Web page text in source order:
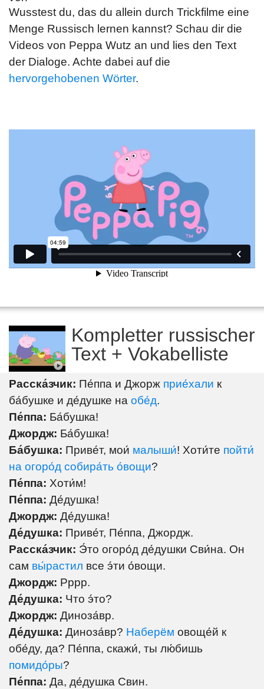
Wusstest du, das du allein durch Trickfilme eine
Menge Russisch lernen kannst? Schau dir die
Videos von Peppa Wutz an und lies den Text
der Dialoge. Achte dabei auf die
hervorgehobenen Wörter.
Kompletter russischer
Text + Vokabelliste
Расска́зчик: Пе́ппа и Джорж прие́хали к
ба́бушке и де́душке на обе́д.
Пе́ппа: Ба́бушка!
Джордж: Ба́бушка!
Ба́бушка: Приве́т, мои́ малыши́! Хоти́те пойти́
на огоро́д собира́ть о́вощи?
Пе́ппа: Хоти́м!
Пе́ппа: Де́душка!
Джордж: Де́душка!
Де́душка: Приве́т, Пе́ппа, Джордж.
Расска́зчик: Э́то огоро́д де́душки Сви́на. Он
сам вы́растил все э́ти о́вощи.
Джордж: Рррр.
Де́душка: Что э́то?
Джордж: Диноза́вр.
Де́душка: Диноза́вр? Наберём овоще́й к
обе́ду, да? Пе́ппа, скажи́, ты лю́бишь
помидо́ры?
Пе́ппа: Да, де́душка Свин.